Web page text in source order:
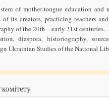
of mother-tongue education
of its creators, practicing teachers
of the 20th – early 21st centuries.
diaspora, historiography,
Ukrainian Studies of the National